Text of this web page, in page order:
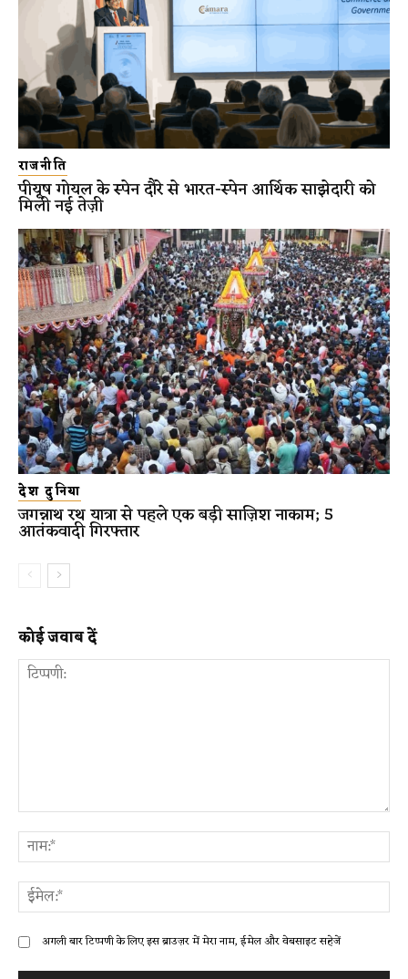
राजनीति
पीयूष गोयल के स्पेन दौरे से भारत-स्पेन आर्थिक साझेदारी को
मिली नई तेज़ी
देश दुनिया
जगन्नाथ रथ यात्रा से पहले एक बड़ी साज़िश नाकाम; 5
आतंकवादी गिरफ्तार
कोई जवाब दें
अगली बार टिप्पणी के लिए इस ब्राउज़र में मेरा नाम, ईमेल और वेबसाइट सहेजें